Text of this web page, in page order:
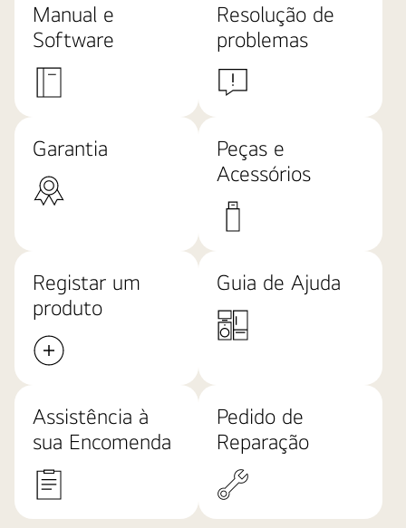
Manual e
Software
Resolução de
problemas
Garantia
Peças e
Acessórios
Registar um
produto
Guia de Ajuda
Assistência à
sua Encomenda
Pedido de
Reparação